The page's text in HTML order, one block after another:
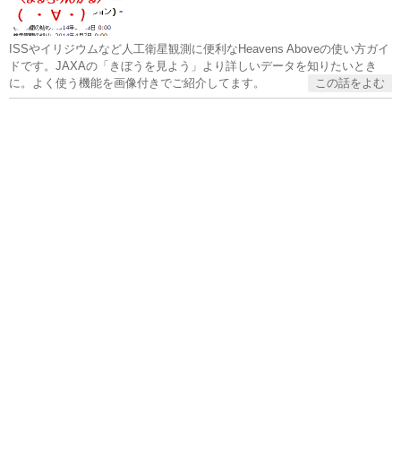
ISSやイリジウムなど人工衛星観測に便利なHeavens Aboveの使い方ガイ
ドです。JAXAの「きぼうを見よう」より詳しいデータを知りたいとき
に。よく使う機能を画像付きでご紹介してます。